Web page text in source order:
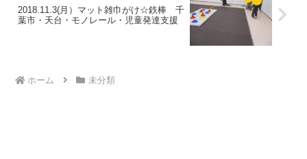
2018.11.3(月）マット雑巾がけ☆鉄棒 千
葉市・天台・モノレール・児童発達支援
ホーム 未分類